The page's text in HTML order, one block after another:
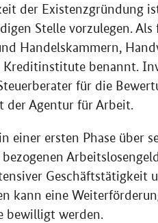
der Existenzgründung
Stelle vorzulegen.
Handelskammern,
Kreditinstitute benannt.
für die
der Agentur für Arbeit.
einer ersten Phase über
Geschäftstätigkeit
kann eine
bewilligt werden.